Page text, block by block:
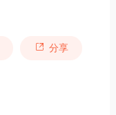
分享